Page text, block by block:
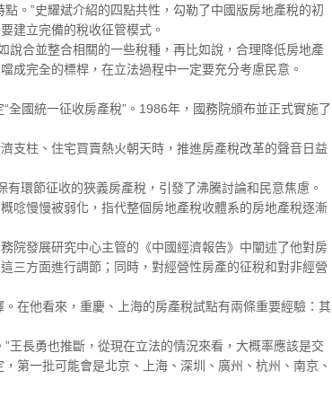
”史耀斌介紹的四點共性，勾勒了中國版房地產稅的初
建立完備的稅收征管模式。
合並整合相關的一些稅種，再比如說，合理降低房地產
成完全的標桿，在立法過程中一定要充分考慮民意。
國統一征收房產稅”。1986年，國務院頒布並正式實施了
柱、住宅買賣熱火朝天時，推進房產稅改革的聲音日益
環節征收的狹義房產稅，引發了沸騰討論和民意焦慮。
慢慢被弱化，指代整個房地產稅收體系的房地產稅逐漸
發展研究中心主管的《中國經濟報告》中闡述了他對房
三方面進行調節；同時，對經營性房產的征稅和對非經營
在他看來，重慶、上海的房產稅試點有兩條重要經驗：其
長勇也推斷，從現在立法的情況來看，大概率應該是交
第一批可能會是北京、上海、深圳、廣州、杭州、南京、